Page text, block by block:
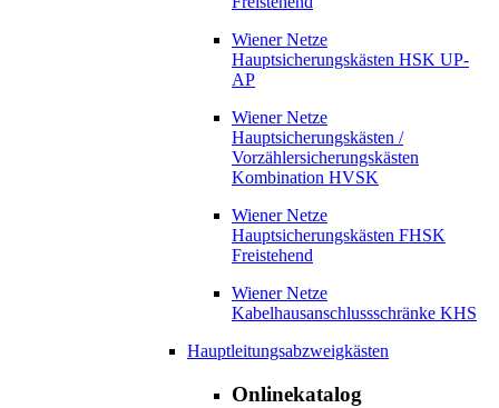
Wiener Netze
Hauptsicherungskästen HSK UP-
AP
Wiener Netze
Hauptsicherungskästen /
Vorzählersicherungskästen
Kombination HVSK
Wiener Netze
Hauptsicherungskästen FHSK
Freistehend
Wiener Netze
Kabelhausanschlussschränke KHS
Hauptleitungsabzweigkästen
Onlinekatalog